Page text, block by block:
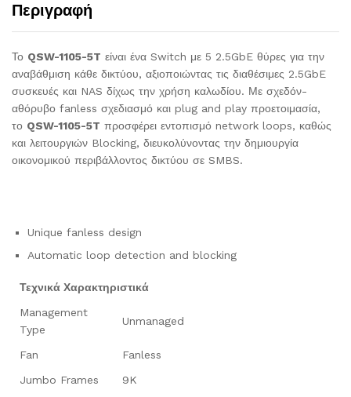
Περιγραφή
Το QSW-1105-5T είναι ένα Switch με 5 2.5GbE θύρες για την
αναβάθμιση κάθε δικτύου, αξιοποιώντας τις διαθέσιμες 2.5GbE
συσκευές και NAS δίχως την χρήση καλωδίου. Με σχεδόν-
αθόρυβο fanless σχεδιασμό και plug and play προετοιμασία,
το QSW-1105-5T προσφέρει εντοπισμό network loops, καθώς
και λειτουργιών Blocking, διευκολύνοντας την δημιουργία
οικονομικού περιβάλλοντος δικτύου σε SMBS.
Unique fanless design
Automatic loop detection and blocking
Τεχνικά Χαρακτηριστικά
Management
Type
Unmanaged
Fan
Fanless
Jumbo Frames
9K